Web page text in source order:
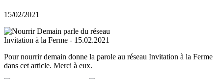
15/02/2021
Pour nourrir demain donne la parole au réseau Invitation à la Ferme
dans cet article. Merci à eux.